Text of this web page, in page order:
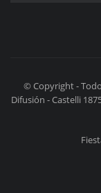
© Copyright -
Difusión - Castelli